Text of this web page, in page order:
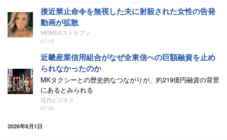
接近禁止命令を無視した夫に射殺された女性の告発
動画が拡散
NEWSポストセブン
07:15
近畿産業信用組合がなぜ全東信への巨額融資を止め
られなかったのか
MKタクシーとの歴史的なつながりが、約219億円融資の背景
にあるとみられる
現代ビジネス
07:00
2026年8月1日